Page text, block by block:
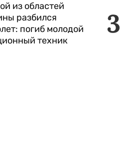
3
из областей
разбился
погиб молодой
техник